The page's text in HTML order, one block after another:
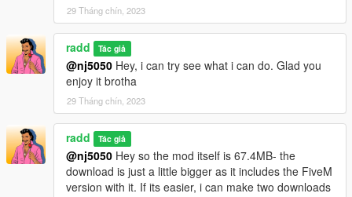
29 Tháng chín, 2023
radd Tác giả
@nj5050 Hey, i can try see what i can do. Glad you
enjoy it brotha
29 Tháng chín, 2023
radd Tác giả
@nj5050 Hey so the mod itself is 67.4MB- the
download is just a little bigger as it includes the FiveM
version with it. If its easier, i can make two downloads